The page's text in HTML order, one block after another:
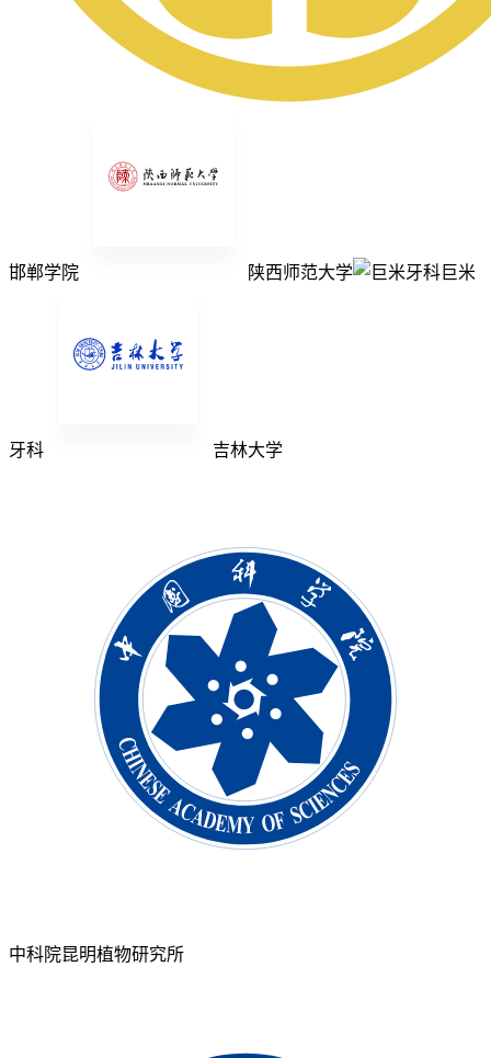
邯郸学院 陕西师范大学 巨米
牙科 吉林大学
中科院昆明植物研究所